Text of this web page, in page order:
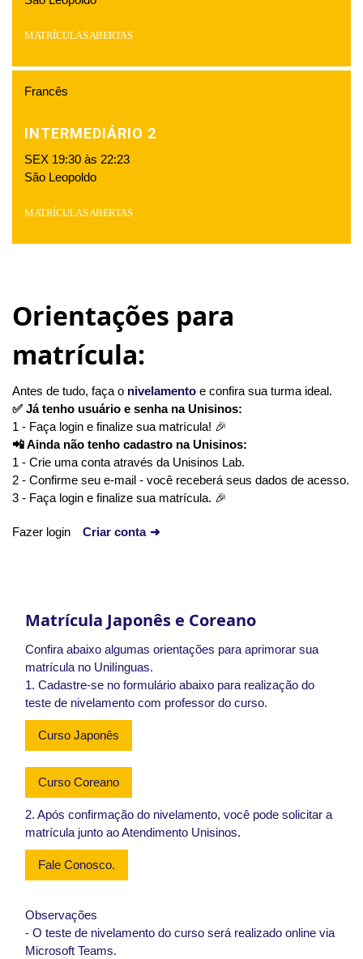
MATRÍCULAS ABERTAS
Francês
INTERMEDIÁRIO 2
SEX 19:30 às 22:23
São Leopoldo
MATRÍCULAS ABERTAS
Orientações para
matrícula:
Antes de tudo, faça o nivelamento e confira sua turma ideal.
✅ Já tenho usuário e senha na Unisinos:
1 - Faça login e finalize sua matrícula! 🎉
📲 Ainda não tenho cadastro na Unisinos:
1 - Crie uma conta através da Unisinos Lab.
2 - Confirme seu e-mail - você receberá seus dados de acesso.
3 - Faça login e finalize sua matrícula. 🎉
Fazer login Criar conta ➜
Matrícula Japonês e Coreano
Confira abaixo algumas orientações para aprimorar sua
matrícula no Unilínguas.
1. Cadastre-se no formulário abaixo para realização do
teste de nivelamento com professor do curso.
Curso Japonês
Curso Coreano
2. Após confirmação do nivelamento, você pode solicitar a
matrícula junto ao Atendimento Unisinos.
Fale Conosco.
Observações
- O teste de nivelamento do curso será realizado online via
Microsoft Teams.